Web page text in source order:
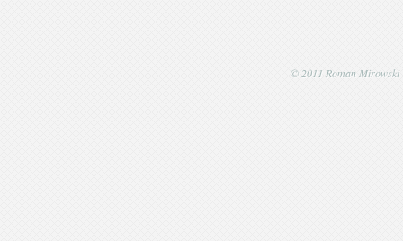
© 2011 Roman